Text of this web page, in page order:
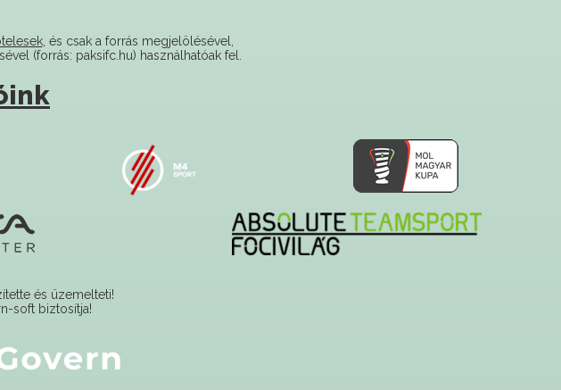
, és csak a forrás megjelölésével,
(forrás: paksifc.hu) használhatóak fel.
és üzemelteti!
soft biztosítja!